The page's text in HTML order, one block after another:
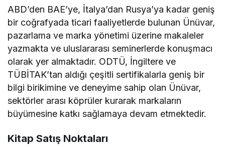
ABD’den BAE’ye, İtalya’dan Rusya’ya kadar geniş
bir coğrafyada ticari faaliyetlerde bulunan Ünüvar,
pazarlama ve marka yönetimi üzerine makaleler
yazmakta ve uluslararası seminerlerde konuşmacı
olarak yer almaktadır. ODTÜ, İngiltere ve
TÜBİTAK’tan aldığı çeşitli sertifikalarla geniş bir
bilgi birikimine ve deneyime sahip olan Ünüvar,
sektörler arası köprüler kurarak markaların
büyümesine katkı sağlamaya devam etmektedir.
Kitap Satış Noktaları